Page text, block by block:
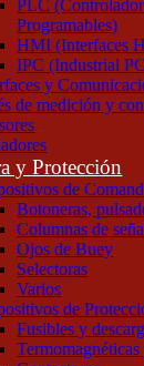
PLC
Programables)
HMI (Interfaces
IPC (Industrial
y
de medición y
y Protección
de
Botoneras,
Columnas de
Ojos de Buey
Selectoras
Varios
de
Fusibles y
hoy?